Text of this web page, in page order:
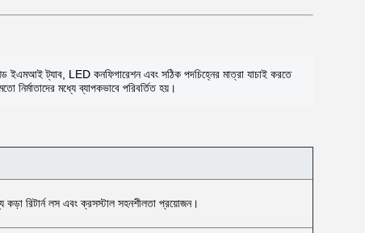
ট্যাব, LED কনফিগারেশন এবং সঠিক পদচিহ্নের মাত্রা যাচাই করতে
মধ্যে ব্যাপকভাবে পরিবর্তিত হয়।
কড়া রিটার্ন লস এবং ক্রসস্টাল সহনশীলতা প্রয়োজন।